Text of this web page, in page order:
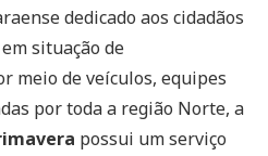
dedicado aos cidadãos
situação de
meio de veículos, equipes
por toda a região Norte, a
possui um serviço